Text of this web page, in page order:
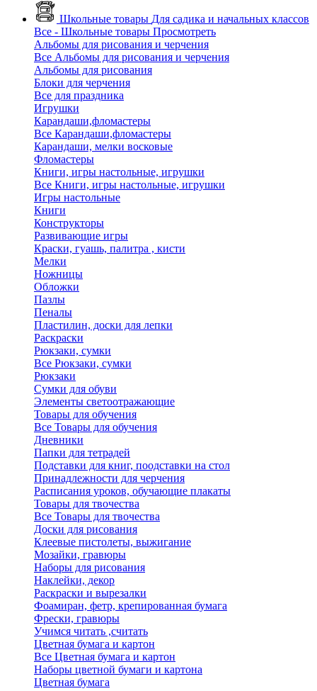
Школьные товары Для садика и начальных классов
Все - Школьные товары Просмотреть
Альбомы для рисования и черчения
Все Альбомы для рисования и черчения
Альбомы для рисования
Блоки для черчения
Все для праздника
Игрушки
Карандаши,фломастеры
Все Карандаши,фломастеры
Карандаши, мелки восковые
Фломастеры
Книги, игры настольные, игрушки
Все Книги, игры настольные, игрушки
Игры настольные
Книги
Конструкторы
Развивающие игры
Краски, гуашь, палитра , кисти
Мелки
Ножницы
Обложки
Пазлы
Пеналы
Пластилин, доски для лепки
Раскраски
Рюкзаки, сумки
Все Рюкзаки, сумки
Рюкзаки
Сумки для обуви
Элементы светоотражающие
Товары для обучения
Все Товары для обучения
Дневники
Папки для тетрадей
Подставки для книг, поодставки на стол
Принадлежности для черчения
Расписания уроков, обучающие плакаты
Товары для твочества
Все Товары для твочества
Доски для рисования
Клеевые пистолеты, выжигание
Мозайки, гравюры
Наборы для рисования
Наклейки, декор
Раскраски и вырезалки
Фоамиран, фетр, крепированная бумага
Фрески, гравюры
Учимся читать ,считать
Цветная бумага и картон
Все Цветная бумага и картон
Наборы цветной бумаги и картона
Цветная бумага